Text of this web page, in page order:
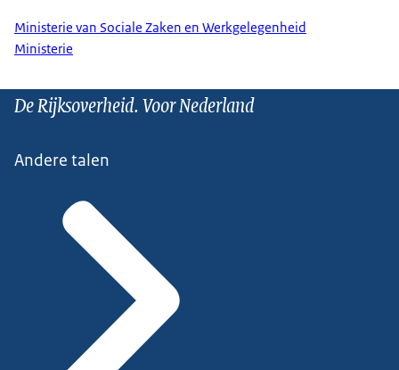
Ministerie van Sociale Zaken en Werkgelegenheid
Ministerie
De Rijksoverheid. Voor Nederland
Andere talen